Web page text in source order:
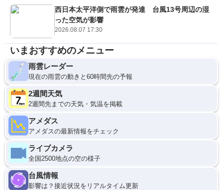
西日本太平洋側で雨雲が発達 台風13号周辺の湿
った空気が影響
2026.08.07 17:30
いまおすすめのメニュー
雨雲レーダー
現在の雨雲の動きと60時間先の予報
2週間天気
2週間先までの天気・気温を掲載
アメダス
アメダスの最新情報をチェック
ライブカメラ
全国2500地点の空の様子
台風情報
影響は？接近状況をリアルタイム更新